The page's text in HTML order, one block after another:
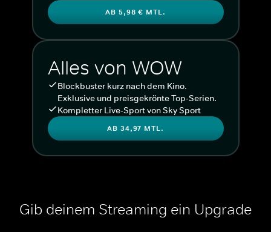
AB 5,98 € MTL.
Alles von WOW
Blockbuster kurz nach dem Kino.
Exklusive und preisgekrönte Top-Serien.
Kompletter Live-Sport von Sky Sport
AB 34,97 MTL.
Gib deinem Streaming ein Upgrade